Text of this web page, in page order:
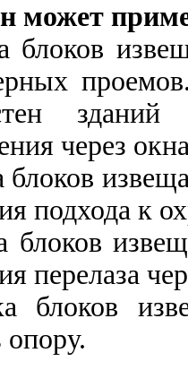
может
блоков
через
блоков
подхода к
блоков
перелаза
блоков
опору.